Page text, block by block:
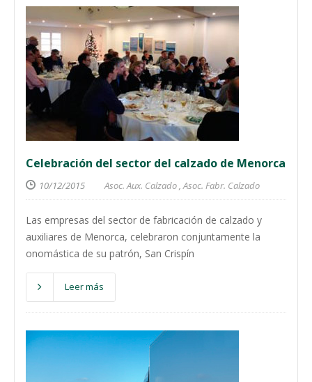
Celebración del sector del calzado de Menorca
10/12/2015 Asoc. Aux. Calzado,Asoc. Fabr. Calzado
Las empresas del sector de fabricación de calzado y
auxiliares de Menorca, celebraron conjuntamente la
onomástica de su patrón, San Crispín
Leer más